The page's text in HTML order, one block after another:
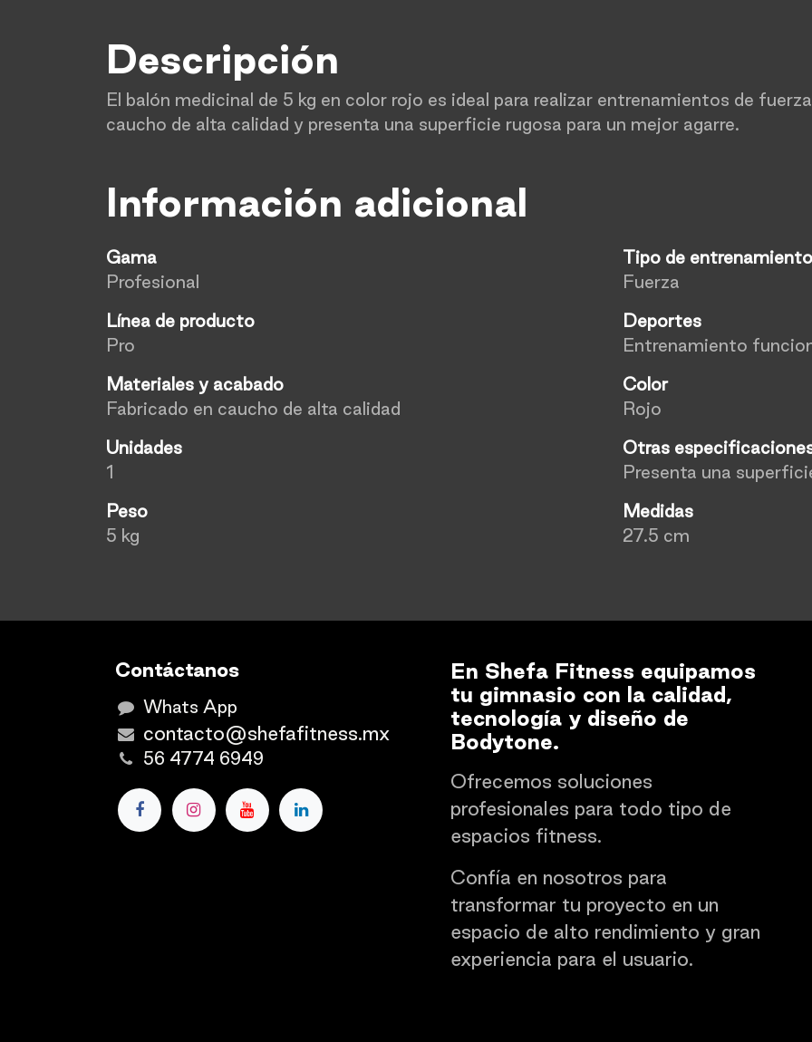
Descripción
El balón medicinal de 5 kg en color rojo es ideal para realizar entrenamientos de
caucho de alta calidad y presenta una superficie rugosa para un mejor agarre.
Información adicional
Gama
Profesional
Tipo de entrenamiento
Fuerza
Línea de producto
Pro
Deportes
Entrenamiento
Materiales y acabado
Fabricado en caucho de alta calidad
Color
Rojo
Unidades
1
Otras
Presenta una
Peso
5 kg
Medidas
27.5 cm
Contáctanos
Whats App
contacto@shefafitness.mx
56 4774 6949
En Shefa Fitness equipamos
tu gimnasio con la calidad,
tecnología y diseño de
Bodytone.
Ofrecemos soluciones
profesionales para todo tipo de
espacios fitness.
Confía en nosotros para
transformar tu proyecto en un
espacio de alto rendimiento y gran
experiencia para el usuario.